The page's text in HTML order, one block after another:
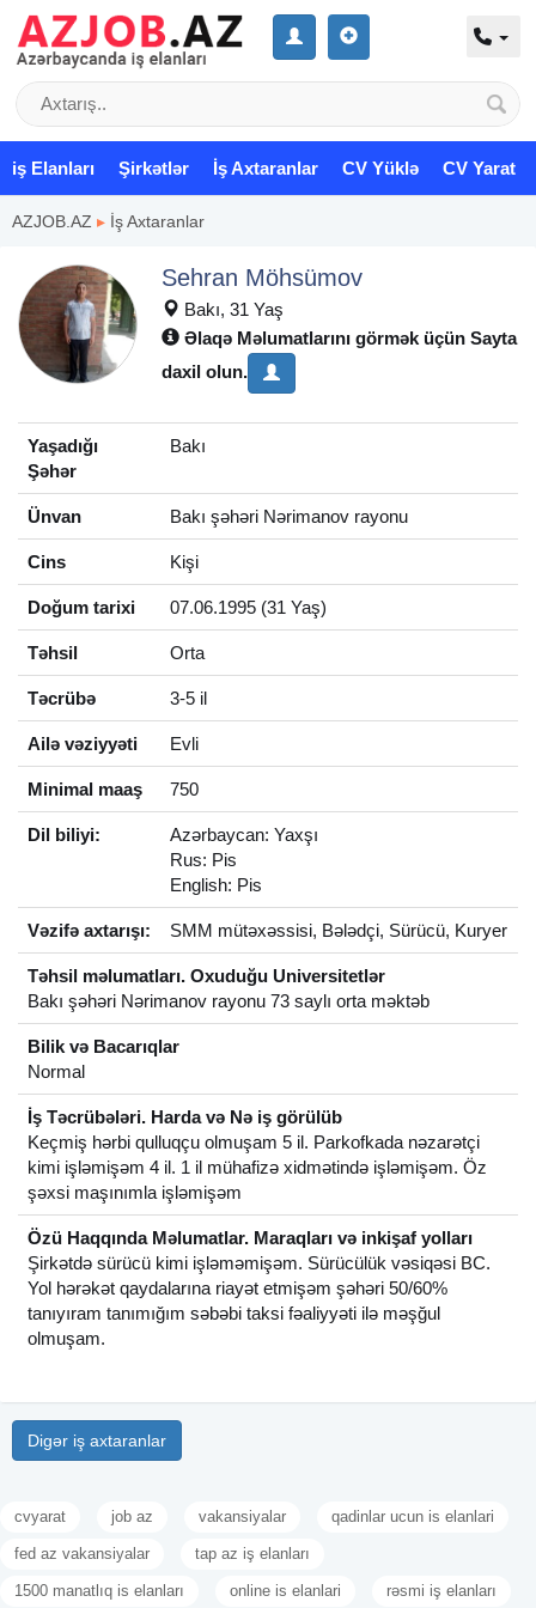
iş Elanları Şirkətlər İş Axtaranlar CV Yüklə CV Yarat
AZJOB.AZ ▸ İş Axtaranlar
Sehran Möhsümov
Bakı, 31 Yaş
Əlaqə Məlumatlarını görmək üçün Sayta
daxil olun.
Yaşadığı
Şəhər
Bakı
Ünvan Bakı şəhəri Nərimanov rayonu
Cins Kişi
Doğum tarixi 07.06.1995 (31 Yaş)
Təhsil Orta
Təcrübə 3-5 il
Ailə vəziyyəti Evli
Minimal maaş 750
Dil biliyi:
Azərbaycan: Yaxşı
Rus: Pis
English: Pis
Vəzifə axtarışı: SMM mütəxəssisi, Bələdçi, Sürücü, Kuryer
Təhsil məlumatları. Oxuduğu Universitetlər
Bakı şəhəri Nərimanov rayonu 73 saylı orta məktəb
Bilik və Bacarıqlar
Normal
İş Təcrübələri. Harda və Nə iş görülüb
Keçmiş hərbi qulluqçu olmuşam 5 il. Parkofkada nəzarətçi
kimi işləmişəm 4 il. 1 il mühafizə xidmətində işləmişəm. Öz
şəxsi maşınımla işləmişəm
Özü Haqqında Məlumatlar. Maraqları və inkişaf yolları
Şirkətdə sürücü kimi işləməmişəm. Sürücülük vəsiqəsi BC.
Yol hərəkət qaydalarına riayət etmişəm şəhəri 50/60%
tanıyıram tanımığım səbəbi taksi fəaliyyəti ilə məşğul
olmuşam.
Digər iş axtaranlar
cvyarat job az vakansiyalar qadinlar ucun is elanlari
fed az vakansiyalar tap az iş elanları
1500 manatlıq is elanları online is elanlari rəsmi iş elanları